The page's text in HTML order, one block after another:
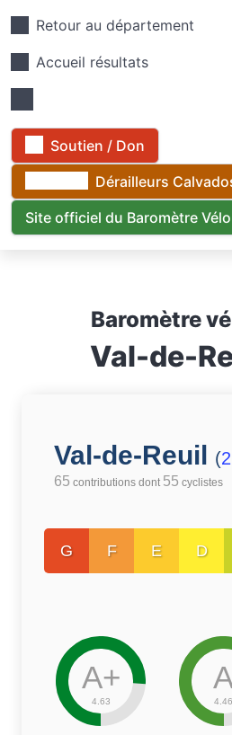
Retour au département
Accueil résultats
Soutien / Don
Dérailleurs
Site officiel du Baromètre Vélo
Baromètre
Val-de-
Val-de-Reuil (
65 contributions dont 55 cyclistes
G F E D
A+
4.63 4.46